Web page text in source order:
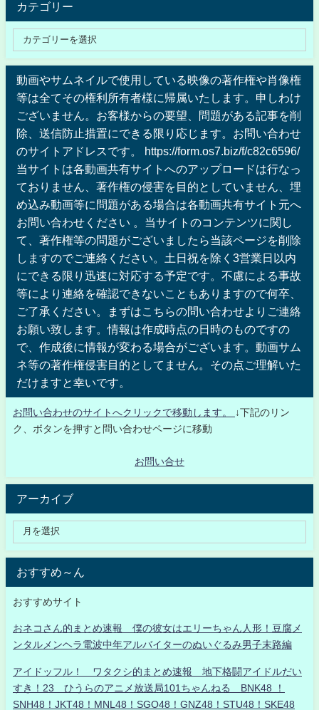
カテゴリー
動画やサムネイルで使用している映像の著作権や肖像権
等は全てその権利所有者様に帰属いたします。申しわけ
ございません。お客様からの要望、問題がある記事を削
除、送信防止措置にできる限り応じます。お問い合わせ
のサイトアドレスです。 https://form.os7.biz/f/c82c6596/
当サイトは各動画共有サイトへのアップロードは行なっ
ておりません、著作権の侵害を目的としていません、埋
め込み動画等に問題がある場合は各動画共有サイト元へ
お問い合わせください 。当サイトのコンテンツに関し
て、著作権等の問題がございましたら当該ページを削除
しますのでご連絡ください。土日祝を除く3営業日以内
にできる限り迅速に対応する予定です。不慮による事故
等により連絡を確認できないこともありますので何卒、
ご了承ください。まずはこちらの問い合わせよりご連絡
お願い致します。情報は作成時点の日時のものですの
で、作成後に情報が変わる場合がございます。動画サム
ネ等の著作権侵害目的としてません。その点ご理解いた
だけますと幸いです。
お問い合わせのサイトへクリックで移動します。
↓下記のリン
ク、ボタンを押すと問い合わせページに移動
お問い合せ
アーカイブ
おすすめ～ん
おすすめサイト
おネコさん的まとめ速報 僕の彼女はエリーちゃん人形！豆腐メ
ンタルメンヘラ電波中年アルバイターのぬいぐるみ男子末路編
アイドッフル！ ワタクシ的まとめ速報 地下格闘アイドルだい
すき！23 ひうらのアニメ放送局101ちゃんねる BNK48 ！
SNH48！JKT48！MNL48！SGO48！GNZ48！STU48！SKE48